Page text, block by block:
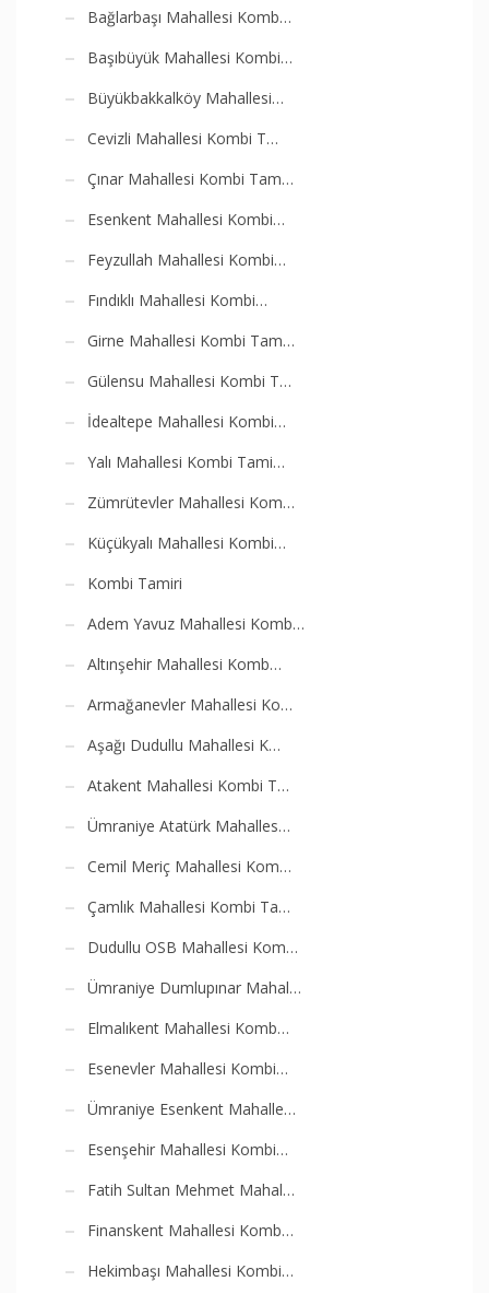
Bağlarbaşı Mahallesi Komb…
Başıbüyük Mahallesi Kombi…
Büyükbakkalköy Mahallesi…
Cevizli Mahallesi Kombi T…
Çınar Mahallesi Kombi Tam…
Esenkent Mahallesi Kombi…
Feyzullah Mahallesi Kombi…
Fındıklı Mahallesi Kombi…
Girne Mahallesi Kombi Tam…
Gülensu Mahallesi Kombi T…
İdealtepe Mahallesi Kombi…
Yalı Mahallesi Kombi Tami…
Zümrütevler Mahallesi Kom…
Küçükyalı Mahallesi Kombi…
Kombi Tamiri
Adem Yavuz Mahallesi Komb…
Altınşehir Mahallesi Komb…
Armağanevler Mahallesi Ko…
Aşağı Dudullu Mahallesi K…
Atakent Mahallesi Kombi T…
Ümraniye Atatürk Mahalles…
Cemil Meriç Mahallesi Kom…
Çamlık Mahallesi Kombi Ta…
Dudullu OSB Mahallesi Kom…
Ümraniye Dumlupınar Mahal…
Elmalıkent Mahallesi Komb…
Esenevler Mahallesi Kombi…
Ümraniye Esenkent Mahalle…
Esenşehir Mahallesi Kombi…
Fatih Sultan Mehmet Mahal…
Finanskent Mahallesi Komb…
Hekimbaşı Mahallesi Kombi…